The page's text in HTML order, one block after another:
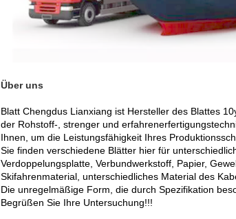
Über uns
Blatt Chengdus Lianxiang ist Hersteller des Blattes
der Rohstoff-, strenger und
Ihnen, um die Leistungsfähigkeit Ihres
Sie finden verschiedene Blätter hier für
Verdoppelungsplatte, Verbundwerkstoff, Papier,
Skifahrenmaterial, unterschiedliches Material des
Die unregelmäßige Form, die durch Spezifikation
Begrüßen Sie Ihre Untersuchung!!!